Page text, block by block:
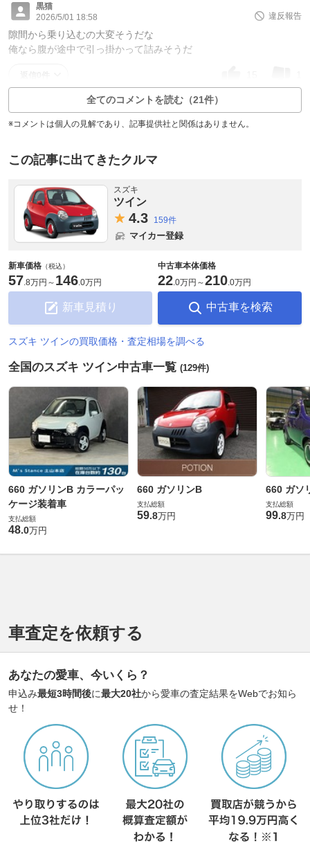
黒猫
2026/5/01 18:58
違反報告
隙間から乗り込むの大変そうだな
俺なら腹が途中で引っ掛かって詰みそうだ
全てのコメントを読む（21件）
※コメントは個人の見解であり、記事提供社と関係はありません。
この記事に出てきたクルマ
スズキ
ツイン
4.3 159件
マイカー登録
新車価格 （税込）
57.8万円 ～ 146.0万円
新車見積り
中古車本体価格
22.0万円 ～210.0万円
中古車を検索
スズキ ツインの買取価格・査定相場を調べる
全国のスズキ ツイン中古車一覧 (129件)
660 ガソリンB カラーパッ
ケージ装着車
支払総額
48.0万円
660 ガソリンB
支払総額
59.8万円
660 ガソ
支払総額
99.8万円
車査定を依頼する
あなたの愛車、今いくら？
申込み最短3時間後に最大20社から愛車の査定結果をWebでお知ら
せ！